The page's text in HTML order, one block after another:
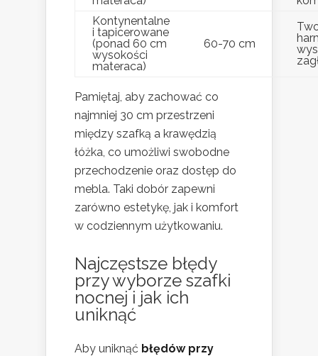
Kontynentalne
i tapicerowane
(ponad 60 cm
wysokości
materaca)
60-70 cm
Pamiętaj, aby zachować co
najmniej 30 cm przestrzeni
między szafką a krawędzią
łóżka, co umożliwi swobodne
przechodzenie oraz dostęp do
mebla. Taki dobór zapewni
zarówno estetykę, jak i komfort
w codziennym użytkowaniu.
Najczęstsze błędy
przy wyborze szafki
nocnej i jak ich
uniknąć
Aby uniknąć błędów przy